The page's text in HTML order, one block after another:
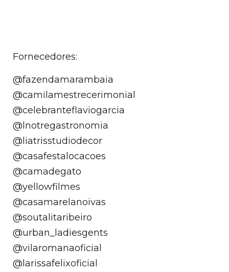
Fornecedores:
@fazendamarambaia
@camilamestrecerimonial
@celebranteflaviogarcia
@lnotregastronomia
@liatrisstudiodecor
@casafestalocacoes
@camadegato
@yellowfilmes
@casamarelanoivas
@soutalitaribeiro
@urban_ladiesgents
@vilaromanaoficial
@larissafelixoficial